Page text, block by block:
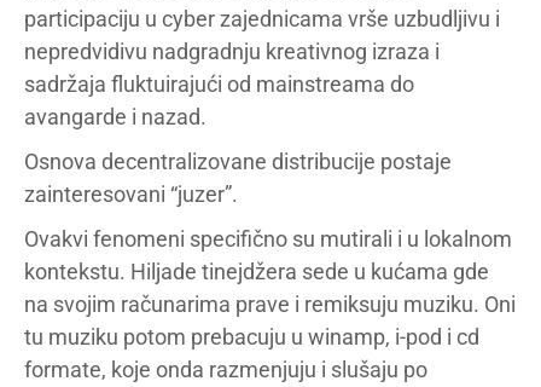
participaciju u cyber zajednicama vrše uzbudljivu i
nepredvidivu nadgradnju kreativnog izraza i
sadržaja fluktuirajući od mainstreama do
avangarde i nazad.
Osnova decentralizovane distribucije postaje
zainteresovani “juzer”.
Ovakvi fenomeni specifično su mutirali i u lokalnom
kontekstu. Hiljade tinejdžera sede u kućama gde
na svojim računarima prave i remiksuju muziku. Oni
tu muziku potom prebacuju u winamp, i-pod i cd
formate, koje onda razmenjuju i slušaju po